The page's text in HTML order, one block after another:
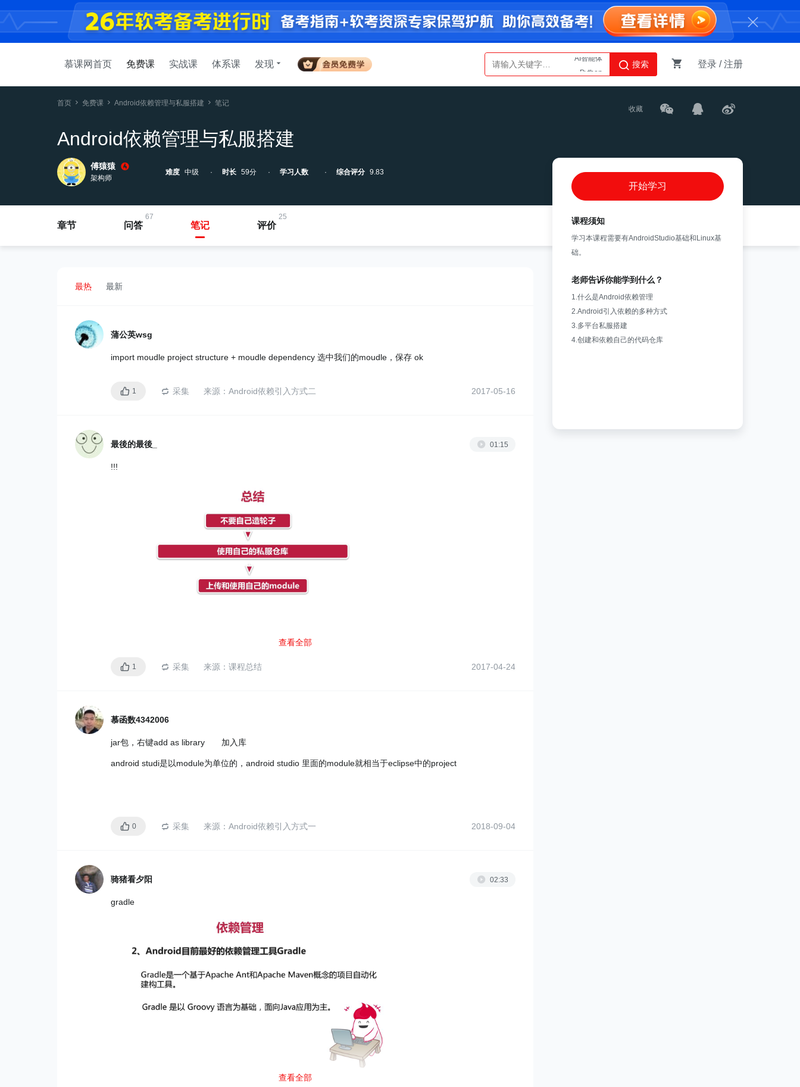
慕课网首页 免费课 实战课 体系课 发现
Python
AI智能体
搜索 登录 /注册
首页 免费课 Android依赖管理与私服搭建 笔记
Android依赖管理与私服搭建
傅猿猿
架构师
难度 中级 时长 59分 学习人数 综合评分 9.83
收藏
章节
67
问答 笔记
25
评价
最热 最新
蒲公英wsg
import moudle project structure + moudle dependency 选中我们的moudle，保存 ok
1 采集 来源： Android依赖引入方式二 2017-05-16
最後的最後_ 01:15
!!!
查看全部
1 采集 来源： 课程总结 2017-04-24
慕函数4342006
jar包，右键add as library 加入库
android studi是以module为单位的，android studio 里面的module就相当于eclipse中的project
0 采集 来源： Android依赖引入方式一 2018-09-04
骑猪看夕阳 02:33
gradle
查看全部
开始学习
课程须知
学习本课程需要有AndroidStudio基础和Linux基
础。
老师告诉你能学到什么？
1.什么是Android依赖管理
2.Android引入依赖的多种方式
3.多平台私服搭建
4.创建和依赖自己的代码仓库